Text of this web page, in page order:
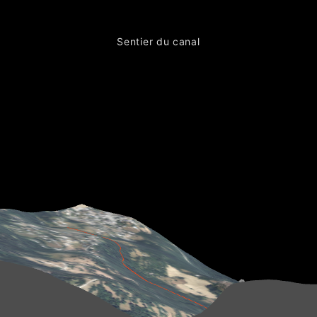
Sentier du canal